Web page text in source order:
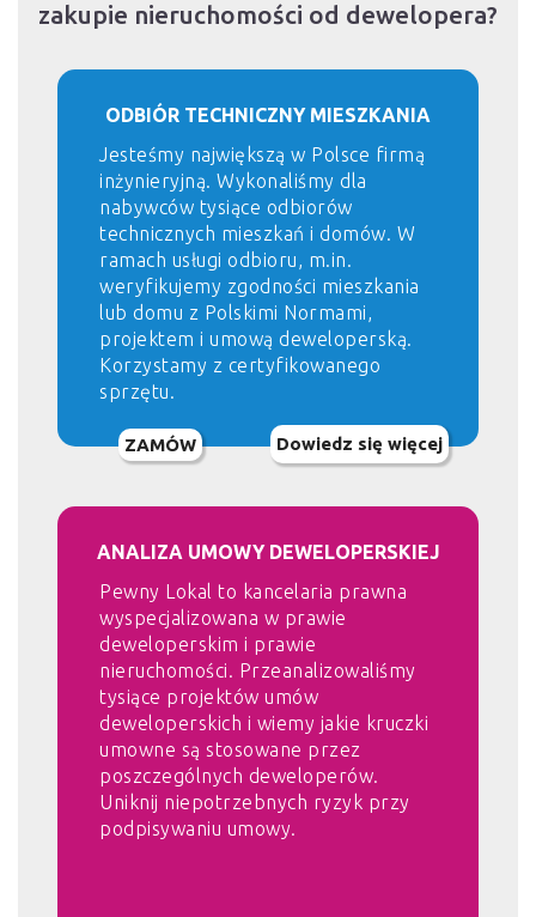
zakupie nieruchomości od dewelopera?
ODBIÓR TECHNICZNY MIESZKANIA
Jesteśmy największą w Polsce firmą
inżynieryjną. Wykonaliśmy dla
nabywców tysiące odbiorów
technicznych mieszkań i domów. W
ramach usługi odbioru, m.in.
weryfikujemy zgodności mieszkania
lub domu z Polskimi Normami,
projektem i umową deweloperską.
Korzystamy z certyfikowanego
sprzętu.
ZAMÓW Dowiedz się więcej
ANALIZA UMOWY DEWELOPERSKIEJ
Pewny Lokal to kancelaria prawna
wyspecjalizowana w prawie
deweloperskim i prawie
nieruchomości. Przeanalizowaliśmy
tysiące projektów umów
deweloperskich i wiemy jakie kruczki
umowne są stosowane przez
poszczególnych deweloperów.
Uniknij niepotrzebnych ryzyk przy
podpisywaniu umowy.